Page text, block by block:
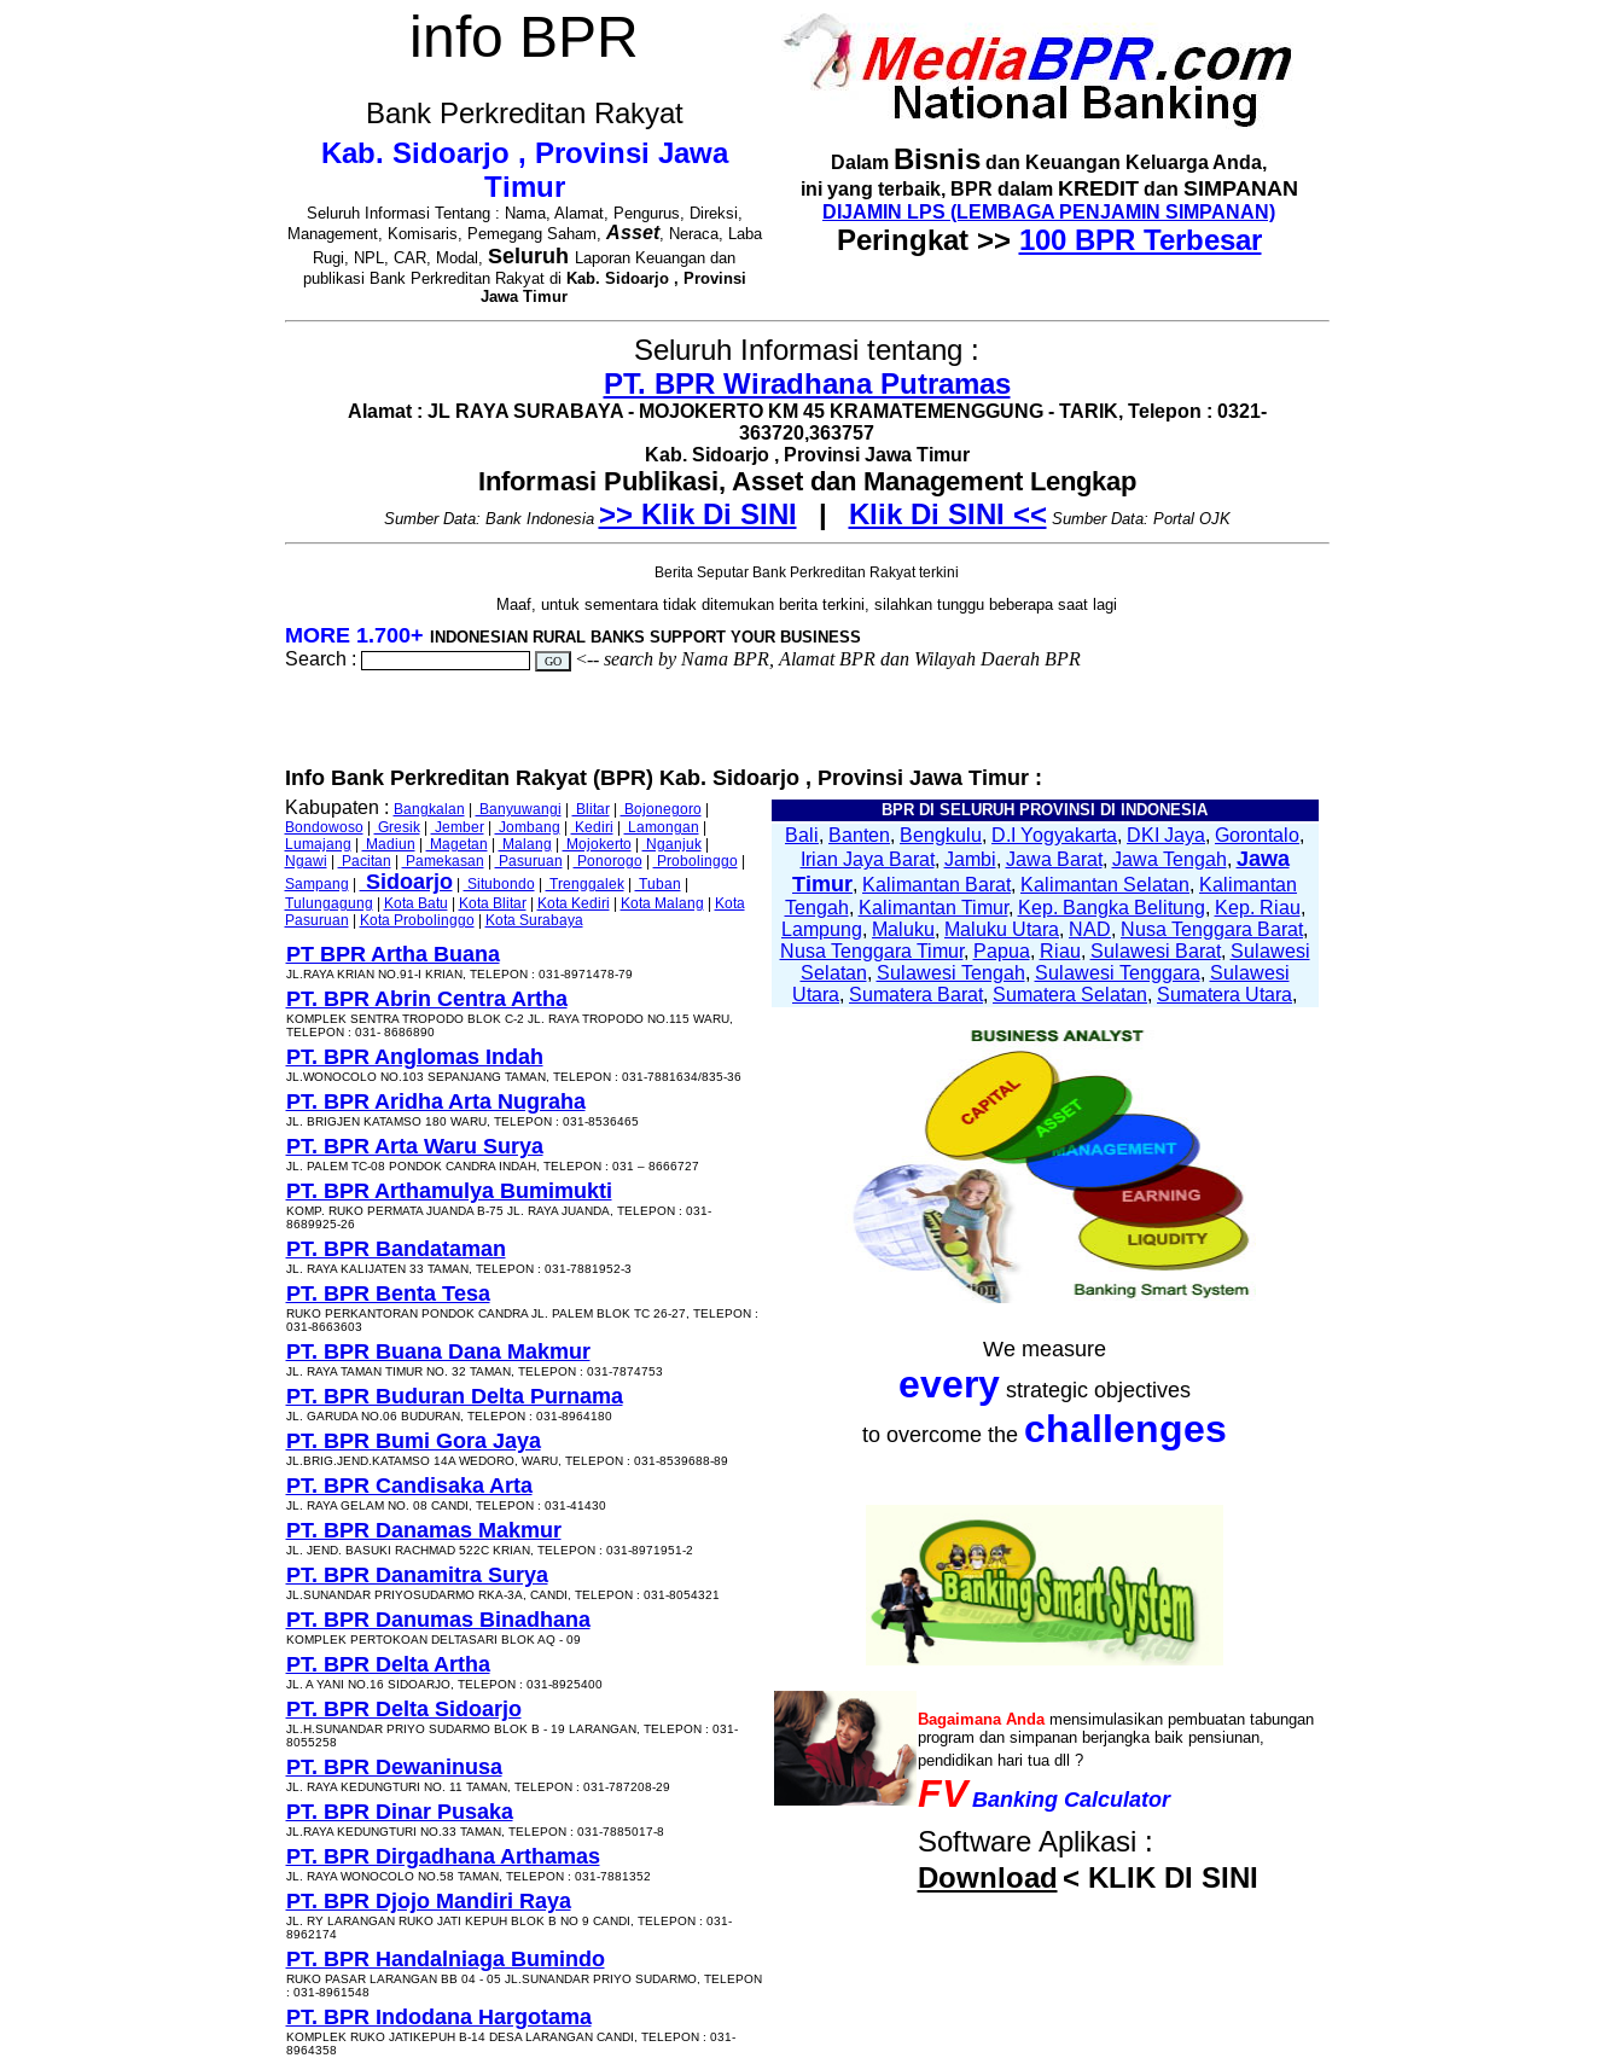
info BPR
Bank Perkreditan Rakyat
Kab. Sidoarjo , Provinsi Jawa
Timur
Seluruh Informasi Tentang : Nama, Alamat, Pengurus, Direksi,
Management, Komisaris, Pemegang Saham,Asset, Neraca, Laba
Rugi, NPL, CAR, Modal, Seluruh Laporan Keuangan dan
publikasi Bank Perkreditan Rakyat di Kab. Sidoarjo , Provinsi
Jawa Timur
Dalam Bisnis dan Keuangan Keluarga Anda,
ini yang terbaik, BPR dalam KREDITdan SIMPANAN
DIJAMIN LPS (LEMBAGA PENJAMIN SIMPANAN)
Peringkat >> 100 BPR Terbesar
Seluruh Informasi tentang :
PT. BPR Wiradhana Putramas
Alamat : JL RAYA SURABAYA - MOJOKERTO KM 45 KRAMATEMENGGUNG - TARIK, Telepon : 0321-
363720,363757
Kab. Sidoarjo , Provinsi Jawa Timur
Informasi Publikasi, Asset dan Management Lengkap
Sumber Data: Bank Indonesia >> Klik Di SINI | Klik Di SINI << Sumber Data: Portal OJK
Berita Seputar Bank Perkreditan Rakyat terkini
Maaf, untuk sementara tidak ditemukan berita terkini, silahkan tunggu beberapa saat lagi
MORE 1.700+ INDONESIAN RURAL BANKS SUPPORT YOUR BUSINESS
Search : <-- search by Nama BPR, Alamat BPR dan Wilayah Daerah BPR
Info Bank Perkreditan Rakyat (BPR) Kab. Sidoarjo , Provinsi Jawa Timur :
Kabupaten : Bangkalan Banyuwangi Blitar| Bojonegoro|
Bondowoso| Gresik| Jember| Jombang Kediri Lamongan
Lumajang
Madiun Magetan Malang Mojokerto| Nganjuk|
Ngawi
Pacitan Pamekasan Pasuruan Ponorogo| Probolinggo|
Sampang
Sidoarjo| Situbondo| Trenggalek| Tuban
Tulungagung
Kota Batu Kota Blitar| Kota Kediri Kota Malang
Kota
Pasuruan
Kota Probolinggo| Kota Surabaya
PT BPR Artha Buana
JL.RAYA KRIAN NO.91-I KRIAN, TELEPON : 031-8971478-79
PT. BPR Abrin Centra Artha
KOMPLEK SENTRA TROPODO BLOK C-2 JL. RAYA TROPODO NO.115 WARU,
TELEPON : 031- 8686890
PT. BPR Anglomas Indah
JL.WONOCOLO NO.103 SEPANJANG TAMAN, TELEPON : 031-7881634/835-36
PT. BPR Aridha Arta Nugraha
JL. BRIGJEN KATAMSO 180 WARU, TELEPON : 031-8536465
PT. BPR Arta Waru Surya
JL. PALEM TC-08 PONDOK CANDRA INDAH, TELEPON : 031 – 8666727
PT. BPR Arthamulya Bumimukti
KOMP. RUKO PERMATA JUANDA B-75 JL. RAYA JUANDA, TELEPON : 031-
8689925-26
PT. BPR Bandataman
JL. RAYA KALIJATEN 33 TAMAN, TELEPON : 031-7881952-3
PT. BPR Benta Tesa
RUKO PERKANTORAN PONDOK CANDRA JL. PALEM BLOK TC 26-27, TELEPON :
031-8663603
PT. BPR Buana Dana Makmur
JL. RAYA TAMAN TIMUR NO. 32 TAMAN, TELEPON : 031-7874753
PT. BPR Buduran Delta Purnama
JL. GARUDA NO.06 BUDURAN, TELEPON : 031-8964180
PT. BPR Bumi Gora Jaya
JL.BRIG.JEND.KATAMSO 14A WEDORO, WARU, TELEPON : 031-8539688-89
PT. BPR Candisaka Arta
JL. RAYA GELAM NO. 08 CANDI, TELEPON : 031-41430
PT. BPR Danamas Makmur
JL. JEND. BASUKI RACHMAD 522C KRIAN, TELEPON : 031-8971951-2
PT. BPR Danamitra Surya
JL.SUNANDAR PRIYOSUDARMO RKA-3A, CANDI, TELEPON : 031-8054321
PT. BPR Danumas Binadhana
KOMPLEK PERTOKOAN DELTASARI BLOK AQ - 09
PT. BPR Delta Artha
JL. A YANI NO.16 SIDOARJO, TELEPON : 031-8925400
PT. BPR Delta Sidoarjo
JL.H.SUNANDAR PRIYO SUDARMO BLOK B - 19 LARANGAN, TELEPON : 031-
8055258
PT. BPR Dewaninusa
JL. RAYA KEDUNGTURI NO. 11 TAMAN, TELEPON : 031-787208-29
PT. BPR Dinar Pusaka
JL.RAYA KEDUNGTURI NO.33 TAMAN, TELEPON : 031-7885017-8
PT. BPR Dirgadhana Arthamas
JL. RAYA WONOCOLO NO.58 TAMAN, TELEPON : 031-7881352
PT. BPR Djojo Mandiri Raya
JL. RY LARANGAN RUKO JATI KEPUH BLOK B NO 9 CANDI, TELEPON : 031-
8962174
PT. BPR Handalniaga Bumindo
RUKO PASAR LARANGAN BB 04 - 05 JL.SUNANDAR PRIYO SUDARMO, TELEPON
: 031-8961548
PT. BPR Indodana Hargotama
KOMPLEK RUKO JATIKEPUH B-14 DESA LARANGAN CANDI, TELEPON : 031-
8964358
BPR DI SELURUH PROVINSI DI INDONESIA
Bali, Banten, Bengkulu, D.I Yogyakarta, DKI Jaya, Gorontalo,
Irian Jaya Barat, Jambi, Jawa Barat, Jawa Tengah, Jawa
Timur, Kalimantan Barat, Kalimantan Selatan, Kalimantan
Tengah, Kalimantan Timur, Kep. Bangka Belitung, Kep. Riau,
Lampung, Maluku, Maluku Utara, NAD, Nusa Tenggara Barat,
Nusa Tenggara Timur, Papua, Riau, Sulawesi Barat, Sulawesi
Selatan, Sulawesi Tengah, Sulawesi Tenggara, Sulawesi
Utara, Sumatera Barat, Sumatera Selatan, Sumatera Utara,
We measure
every strategic objectives
to overcome the challenges
Bagaimana Andamensimulasikan pembuatan tabungan
program dan simpanan berjangka baik pensiunan,
pendidikan hari tua dll ?
FV Banking Calculator
Software Aplikasi :
Download < KLIK DI SINI